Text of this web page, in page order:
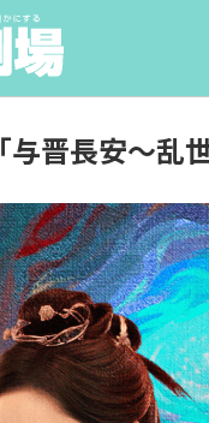
「与晋長安～乱